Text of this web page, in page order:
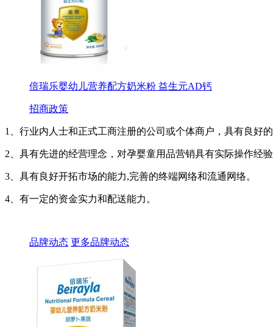
倍瑞乐婴幼儿营养配方奶米粉 益生元AD钙
招商政策
1、行业内人士和正式工商注册的公司或个体商户，具有良好
2、具有先进的经营理念，对孕婴童用品营销具有实际操作经验
3、具有良好开拓市场的能力,完善的终端网络和流通网络。
4、有一定的资金实力和配送能力。
品牌动态 更多品牌动态